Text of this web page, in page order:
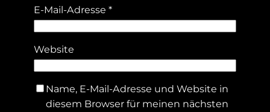
E-Mail-Adresse*
Website
Name, E-Mail-Adresse und Website in
diesem Browser für meinen nächsten